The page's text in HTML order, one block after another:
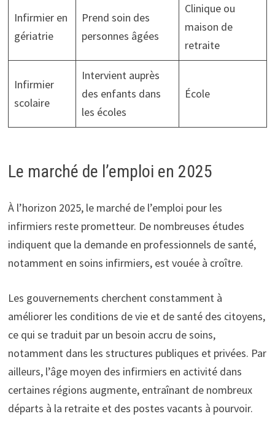
Infirmier en
gériatrie
Prend soin des
personnes âgées
Clinique ou
maison de
retraite
Infirmier
scolaire
Intervient auprès
des enfants dans
les écoles
École
Le marché de l’emploi en 2025
À l’horizon 2025, le marché de l’emploi pour les
infirmiers reste prometteur. De nombreuses études
indiquent que la demande en professionnels de santé,
notamment en soins infirmiers, est vouée à croître.
Les gouvernements cherchent constamment à
améliorer les conditions de vie et de santé des citoyens,
ce qui se traduit par un besoin accru de soins,
notamment dans les structures publiques et privées. Par
ailleurs, l’âge moyen des infirmiers en activité dans
certaines régions augmente, entraînant de nombreux
départs à la retraite et des postes vacants à pourvoir.